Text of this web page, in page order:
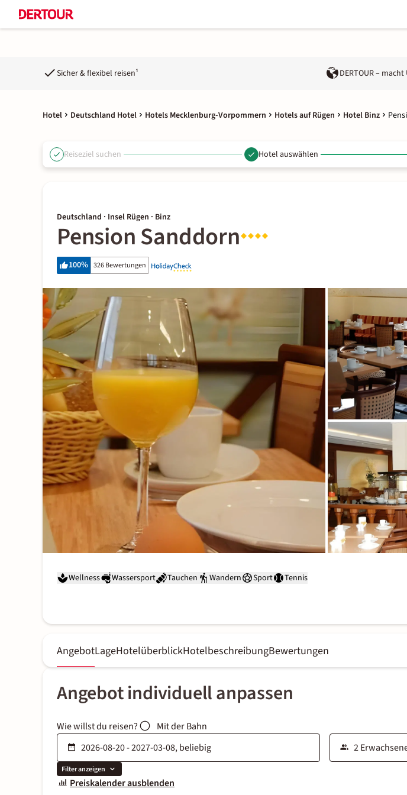
Sicher & flexibel reisen¹ DERTOUR –
Hotel Deutschland Hotel Hotels Mecklenburg-Vorpommern Hotels auf Rügen Hotel Binz
Reiseziel suchen Hotel auswählen
Deutschland · Insel Rügen · Binz
Pension Sanddorn
100% 326 Bewertungen
Wellness Wassersport Tauchen Wandern Sport Tennis
AngebotLageHotelüberblickHotelbeschreibungBewertungen
Angebot individuell anpassen
Wie willst du reisen? Mit der Bahn
Filter anzeigen
Preiskalender ausblenden